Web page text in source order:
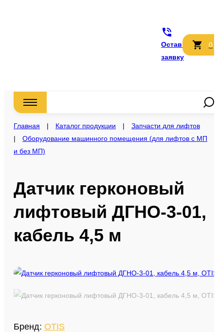
Оставить
заявку
0
Запчасти для лифтов
Главная | Каталог продукции |
Запчасти для лифтов
|
Оборудование машинного помещения (для лифтов с МП
и без МП)
Датчик герконовый
лифтовый ДГНО-3-01,
кабель 4,5 м
Бренд: OTIS